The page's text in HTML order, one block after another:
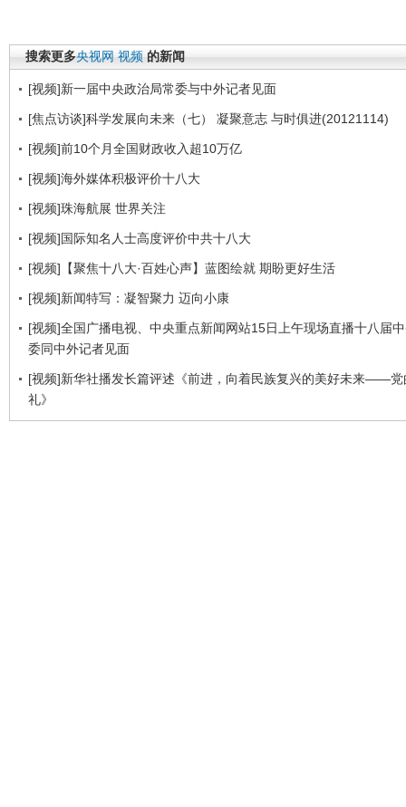
搜索更多央视网 视频 的新闻
[视频]新一届中央政治局常委与中外记者见面
[焦点访谈]科学发展向未来（七） 凝聚意志 与时俱进(20121114)
[视频]前10个月全国财政收入超10万亿
[视频]海外媒体积极评价十八大
[视频]珠海航展 世界关注
[视频]国际知名人士高度评价中共十八大
[视频]【聚焦十八大·百姓心声】蓝图绘就 期盼更好生活
[视频]新闻特写：凝智聚力 迈向小康
[视频]全国广播电视、中央重点新闻网站15日上午现场直播十八届
委同中外记者见面
[视频]新华社播发长篇评述《前进，向着民族复兴的美好未来——党
礼》